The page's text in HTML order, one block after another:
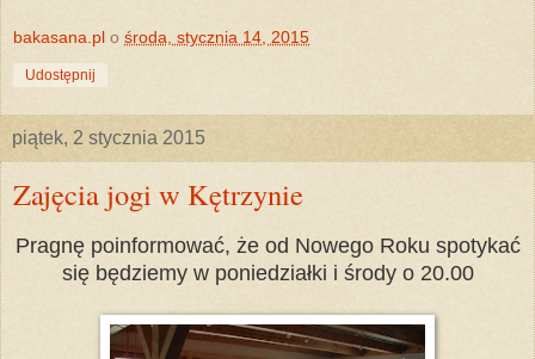
bakasana.pl o środa, stycznia 14, 2015
Udostępnij
piątek, 2 stycznia 2015
Zajęcia jogi w Kętrzynie
Pragnę poinformować, że od Nowego Roku spotykać
się będziemy w poniedziałki i środy o 20.00